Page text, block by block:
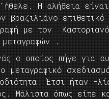
Η αλήθεια
βραζιλιάνο
με τον
.
ο οποίος πήγε για
μεταγραφικό
Έτσι ήταν
Μάλιστα όπως είπε